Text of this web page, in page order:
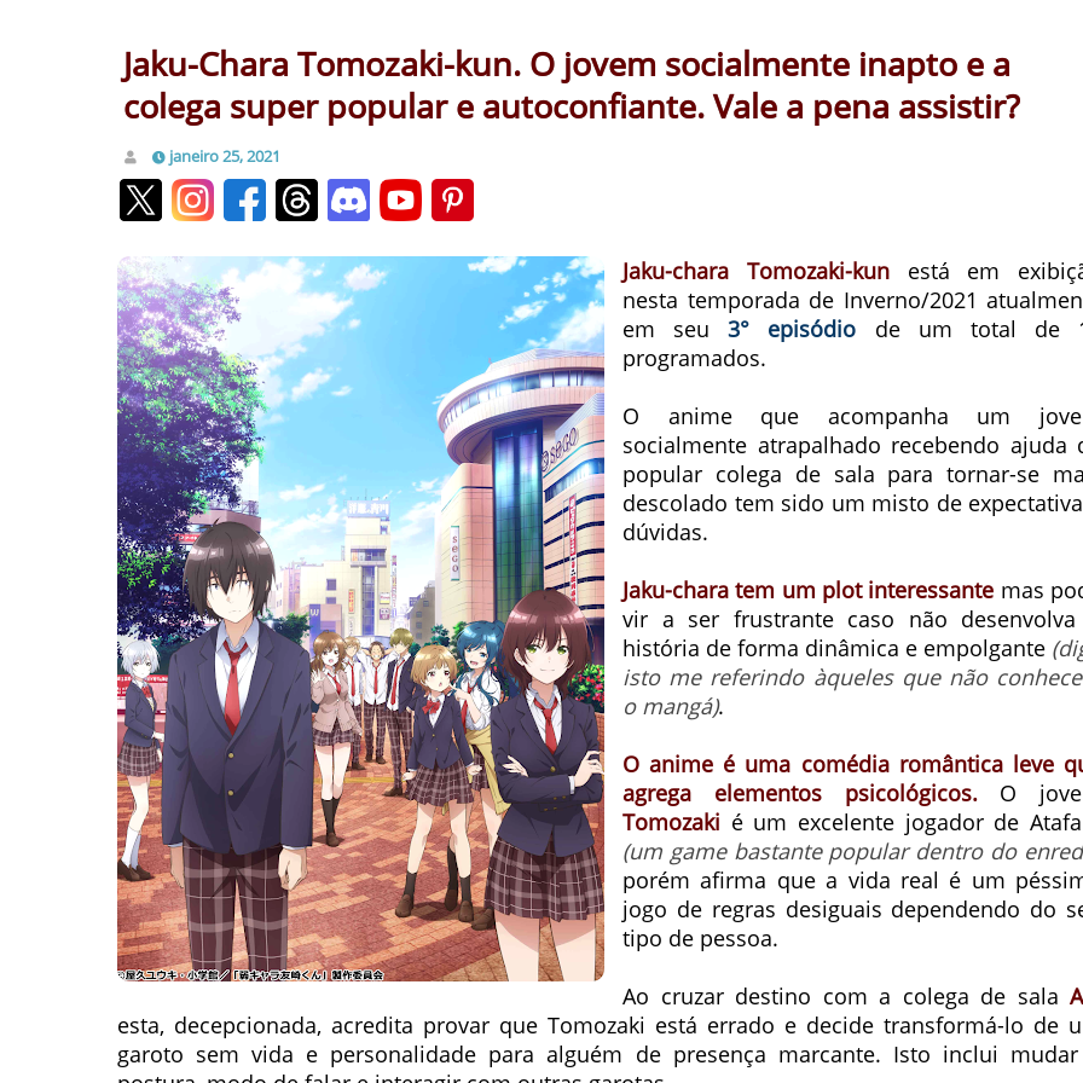
Jaku-Chara Tomozaki-kun. O jovem socialmente inapto e a
colega super popular e autoconfiante. Vale a pena assistir?
janeiro 25, 2021
Jaku-chara Tomozaki-kun está em
nesta temporada de Inverno/2021
em seu3° episódio de um total de
programados.
O anime que acompanha um
socialmente atrapalhado recebendo ajuda
popular colega de sala para tornar-se
descolado tem sido um misto de
dúvidas.
Jaku-chara tem um plot interessante mas
vir a ser frustrante caso não
história de forma dinâmica e empolgante
isto me referindo àqueles que não
o mangá).
O anime é uma comédia romântica leve
agrega elementos psicológicos.O
Tomozaki é um excelente jogador de
(um game bastante popular dentro do
porém afirma que a vida real é um
jogo de regras desiguais dependendo do
tipo de pessoa.
Ao cruzar destino com a colega de sala
esta, decepcionada, acredita provar que Tomozaki está errado e decide transformá-lo de
garoto sem vida e personalidade para alguém de presença marcante. Isto inclui